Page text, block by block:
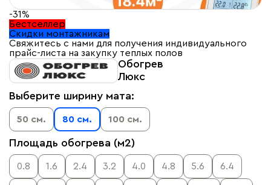
-31%
Бестселлер
Скидки монтажникам
Свяжитесь с нами для получения индивидуального
прайс-листа на закупку теплых полов
Обогрев
Люкс
Выберите ширину мата:
50 см. 80 см. 100 см.
Площадь обогрева (м2)
0.8 1.6 2.4 3.2 4.0 4.8 5.6 6.4